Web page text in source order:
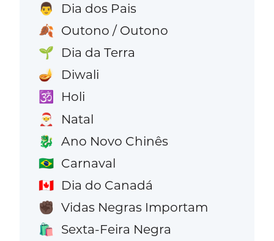
👨 Dia dos Pais
🍂 Outono / Outono
🌱 Dia da Terra
🪔 Diwali
🕉️ Holi
🎅 Natal
🐉 Ano Novo Chinês
🇧🇷 Carnaval
🇨🇦 Dia do Canadá
✊🏿 Vidas Negras Importam
🛍️ Sexta-Feira Negra